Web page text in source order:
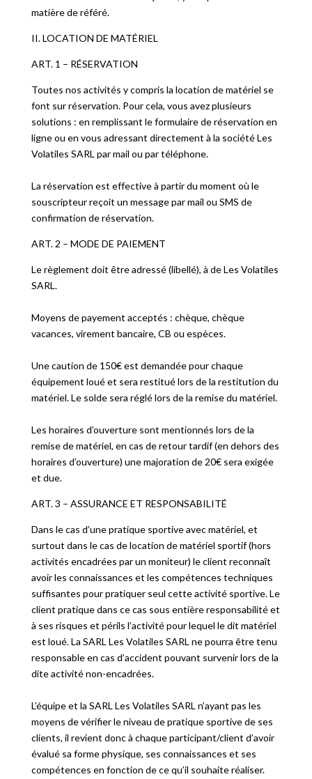
matière de référé.
II. LOCATION DE MATÉRIEL
ART. 1 – RÉSERVATION
Toutes nos activités y compris la location de matériel se
font sur réservation. Pour cela, vous avez plusieurs
solutions : en remplissant le formulaire de réservation en
ligne ou en vous adressant directement à la société Les
Volatiles SARL par mail ou par téléphone.
La réservation est effective à partir du moment où le
souscripteur reçoit un message par mail ou SMS de
confirmation de réservation.
ART. 2 – MODE DE PAIEMENT
Le règlement doit être adressé (libellé), à de Les Volatiles
SARL.
Moyens de payement acceptés : chèque, chèque
vacances, virement bancaire, CB ou espèces.
Une caution de 150€ est demandée pour chaque
équipement loué et sera restitué lors de la restitution du
matériel. Le solde sera réglé lors de la remise du matériel.
Les horaires d’ouverture sont mentionnés lors de la
remise de matériel, en cas de retour tardif (en dehors des
horaires d’ouverture) une majoration de 20€ sera exigée
et due.
ART. 3 – ASSURANCE ET RESPONSABILITÉ
Dans le cas d’une pratique sportive avec matériel, et
surtout dans le cas de location de matériel sportif (hors
activités encadrées par un moniteur) le client reconnaît
avoir les connaissances et les compétences techniques
suffisantes pour pratiquer seul cette activité sportive. Le
client pratique dans ce cas sous entière responsabilité et
à ses risques et périls l’activité pour lequel le dit matériel
est loué. La SARL Les Volatiles SARL ne pourra être tenu
responsable en cas d’accident pouvant survenir lors de la
dite activité non-encadrées.
L’équipe et la SARL Les Volatiles SARL n’ayant pas les
moyens de vérifier le niveau de pratique sportive de ses
clients, il revient donc à chaque participant/client d’avoir
évalué sa forme physique, ses connaissances et ses
compétences en fonction de ce qu’il souhaite réaliser.